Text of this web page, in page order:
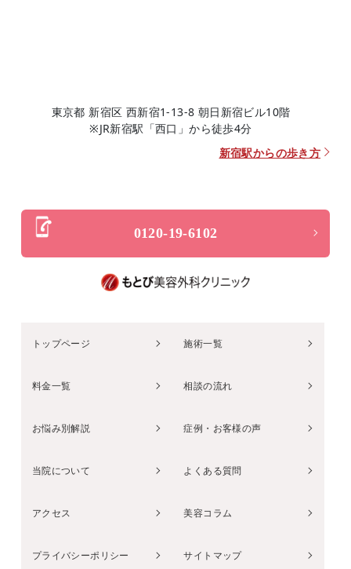
東京都 新宿区 西新宿1-13-8 朝日新宿ビル10階
※JR新宿駅「西口」から徒歩4分
新宿駅からの歩き方
0120-19-6102
トップページ 施術一覧
料金一覧 相談の流れ
お悩み別解説 症例・お客様の声
当院について よくある質問
アクセス 美容コラム
プライバシーポリシー サイトマップ